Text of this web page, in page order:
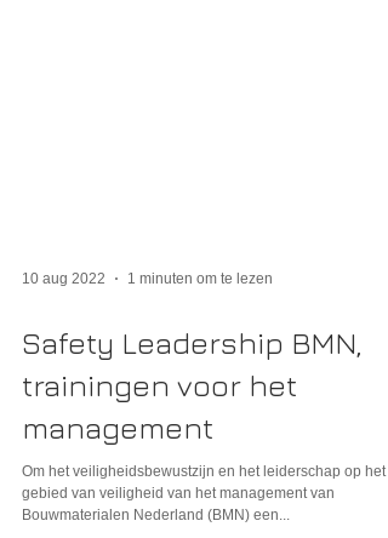
10 aug 2022 1 minuten om te lezen
Safety Leadership BMN,
trainingen voor het
management